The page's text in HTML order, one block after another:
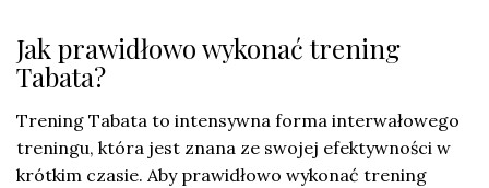
Jak prawidłowo wykonać trening
Tabata?
Trening Tabata to intensywna forma interwałowego
treningu, która jest znana ze swojej efektywności w
krótkim czasie. Aby prawidłowo wykonać trening